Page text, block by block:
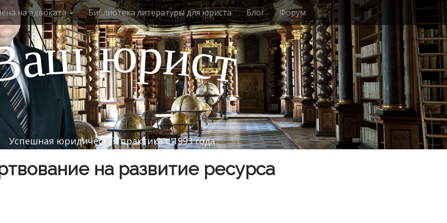
на адвоката Библиотека литературы для юриста Блог Форум
аш юрист
Успешная юридическая практика с 1993 года
на развитие ресурса